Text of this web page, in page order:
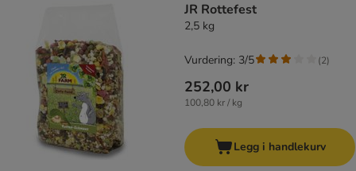
JR Rottefest
2,5 kg
252,00 kr
100,80 kr / kg
Vurdering: 3/5 (2)
Legg i handlekurv